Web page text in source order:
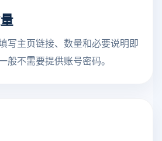
写主页链接、数量和必要说明即
般不需要提供账号密码。